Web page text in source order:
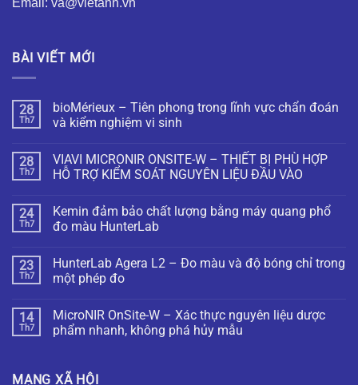
BÀI VIẾT MỚI
28
Th7
bioMérieux – Tiên phong trong lĩnh vực chẩn đoán
và kiểm nghiệm vi sinh
28
Th7
VIAVI MICRONIR ONSITE-W – THIẾT BỊ PHÙ HỢP
HỖ TRỢ KIỂM SOÁT NGUYÊN LIỆU ĐẦU VÀO
24
Th7
Kemin đảm bảo chất lượng bằng máy quang phổ
đo màu HunterLab
23
Th7
HunterLab Agera L2 – Đo màu và độ bóng chỉ trong
một phép đo
14
Th7
MicroNIR OnSite-W – Xác thực nguyên liệu dược
phẩm nhanh, không phá hủy mẫu
MẠNG XÃ HỘI